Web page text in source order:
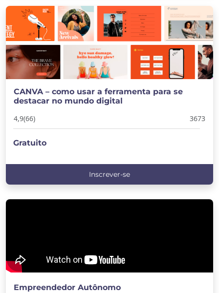
CANVA – como usar a ferramenta para se
destacar no mundo digital
4,9(66) 3673
Gratuito
Inscrever-se
Empreendedor Autônomo